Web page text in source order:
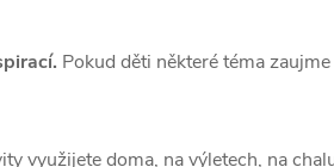
Pokud děti některé téma
využijete doma, na výletech, na